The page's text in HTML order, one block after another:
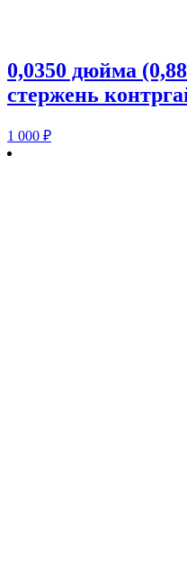
0,0350 дюйма
стержень
1 000 ₽